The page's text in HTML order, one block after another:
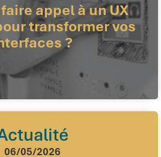
appel à un UX
transformer vos
?
06/05/2026